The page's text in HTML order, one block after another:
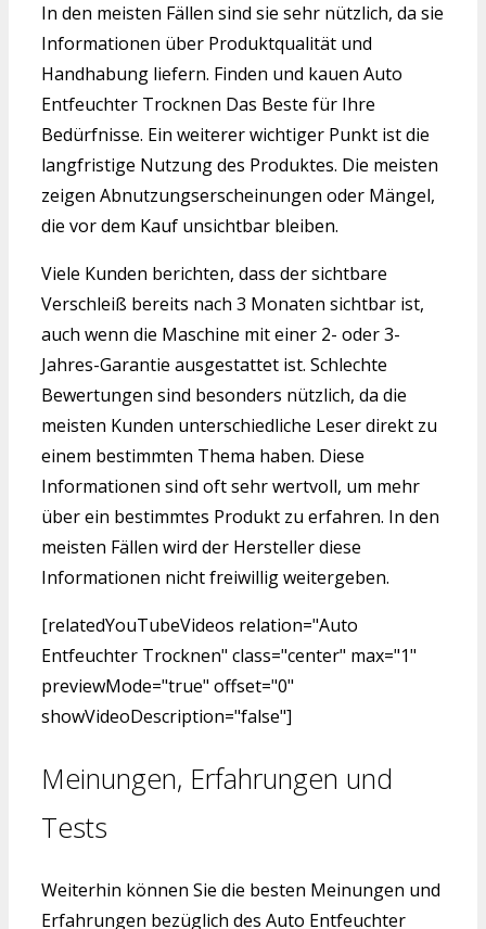
In den meisten Fällen sind sie sehr nützlich, da sie
Informationen über Produktqualität und
Handhabung liefern. Finden und kauen Auto
Entfeuchter Trocknen Das Beste für Ihre
Bedürfnisse. Ein weiterer wichtiger Punkt ist die
langfristige Nutzung des Produktes. Die meisten
zeigen Abnutzungserscheinungen oder Mängel,
die vor dem Kauf unsichtbar bleiben.
Viele Kunden berichten, dass der sichtbare
Verschleiß bereits nach 3 Monaten sichtbar ist,
auch wenn die Maschine mit einer 2- oder 3-
Jahres-Garantie ausgestattet ist. Schlechte
Bewertungen sind besonders nützlich, da die
meisten Kunden unterschiedliche Leser direkt zu
einem bestimmten Thema haben. Diese
Informationen sind oft sehr wertvoll, um mehr
über ein bestimmtes Produkt zu erfahren. In den
meisten Fällen wird der Hersteller diese
Informationen nicht freiwillig weitergeben.
[relatedYouTubeVideos relation="Auto
Entfeuchter Trocknen" class="center" max="1"
previewMode="true" offset="0"
showVideoDescription="false"]
Meinungen, Erfahrungen und
Tests
Weiterhin können Sie die besten Meinungen und
Erfahrungen bezüglich des Auto Entfeuchter